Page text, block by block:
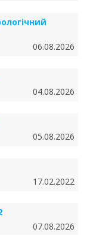
06.08.2026
04.08.2026
05.08.2026
17.02.2022
07.08.2026